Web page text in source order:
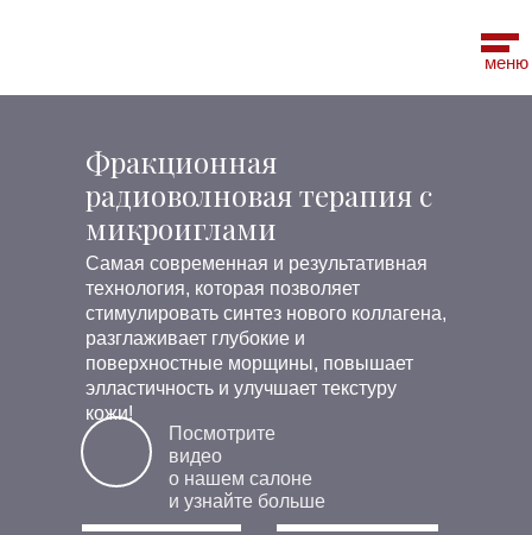
меню
Фракционная
радиоволновая терапия с
микроиглами
Посмотрите
видео
о нашем салоне
и узнайте больше
Самая современная и результативная
технология, которая позволяет
стимулировать синтез нового коллагена,
разглаживает глубокие и
поверхностные морщины, повышает
элластичность и улучшает текстуру
кожи!